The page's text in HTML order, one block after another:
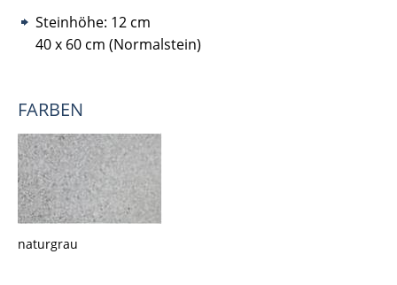
Steinhöhe: 12 cm
40 x 60 cm (Normalstein)
FARBEN
naturgrau